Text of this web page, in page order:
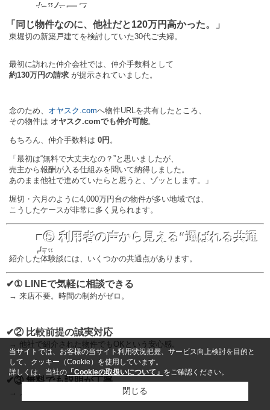
た”ケース
「同じ物件なのに、他社だと120万円高かった。」
東堀切の新築戸建てを検討していた30代ご夫婦。
最初に訪れた仲介会社では、仲介手数料として
約130万円の請求 が提示されていました。
念のため、 オヤスク.comへ物件URLを共有したところ、
その物件は オヤスク.comでも仲介可能。
もちろん、仲介手数料は 0円 。
「最初は“無料で大丈夫なの？”と思いましたが、
売主から報酬が入る仕組みを聞いて納得しました。
あのまま他社で進めていたらと思うと、ゾッとします。」
堀切・六月のように4,000万円台の物件が多い地域では、
こうしたケースが非常に多く見られます。
■⑤ 利用者の声から見える“選ばれる共通
点”
紹介した体験談には、いくつかの共通点があります。
✔① LINEで気軽に相談できる
→ 来店不要。時間の制約がゼロ。
✔② 比較前提の誠実対応
→ 他社で紹介された物件でもOKという安心感。
✔③ 無料でも説明が丁寧
→ メリット・デメリットを包み隠さず伝えるスタイル。
当サイトでは、お客様の当サイト利用状況把握、サービス向上検討を目的と
して、クッキー（Cookie）を使用しています。
詳しくは、当社の 「Cookieの取扱いについて」 をご確認ください。
閉じる